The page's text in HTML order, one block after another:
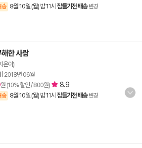
송 8월 10일 (월) 밤 11시 잠들기전 배송 변경
한 사람
은이)
2018년 06월
원 (10% 할인 / 800원) 8.9
송 8월 10일 (월) 밤 11시 잠들기전 배송 변경